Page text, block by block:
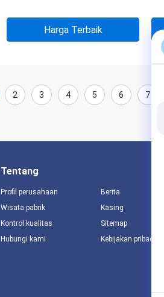
Harga Terbaik
2 3 4 5 6 7
Tentang
Profil perusahaan
Wisata pabrik
Kontrol kualitas
Hubungi kami
Berita
Kasing
Sitemap
Kebijakan pribadi